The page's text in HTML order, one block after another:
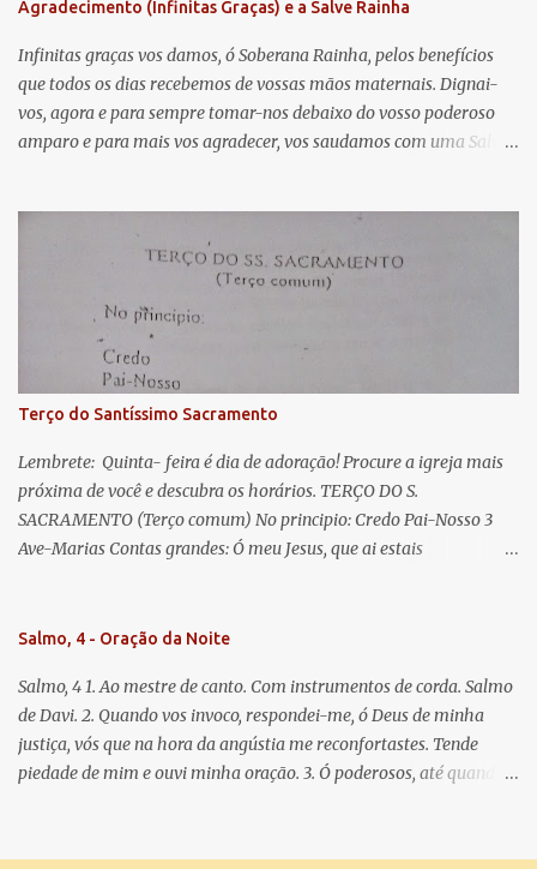
t
á
r
i
o
Agradecimento (Infinitas Graças) e a Salve Rainha
Infinitas graças vos damos, ó Soberana Rainha, pelos benefícios
que todos os dias recebemos de vossas mãos maternais. Dignai-
vos, agora e para sempre tomar-nos debaixo do vosso poderoso
amparo e para mais vos agradecer, vos saudamos com uma Salve
lágrimas. Eia, pois, Advogada nossa, estes vossos olhos
misericordiosos a nós volvei, e depois deste desterro, mostrai-nos
Jesus. Bendito é o fruto do vosso ventre, ó clemente, ó piedosa, ó
doce e sempre Virgem Maria. Rogai por nós Santa Mãe de Deus.
Para que sejamos dignos das promessas de Cristo. Amém.
Terço do Santíssimo Sacramento
Lembrete: Quinta- feira é dia de adoração! Procure a igreja mais
próxima de você e descubra os horários. TERÇO DO S.
SACRAMENTO (Terço comum) No principio: Credo Pai-Nosso 3
Ave-Marias Contas grandes: Ó meu Jesus, que ai estais
Vós morra eu! Nas contas pequenas: Sacramento de Amor!
que nos salva, dá-nos Vossa força, Vosso perdão e a Vossa
misericórdia. (no fim) Rezar 3 vezes: Louvores e graças se deem a
cada momento ao Santíssimo e Diviníssimo Sacramento.
Salmo, 4 - Oração da Noite
Salmo, 4 1. Ao mestre de canto. Com instrumentos de corda. Salmo
de Davi. 2. Quando vos invoco, respondei-me, ó Deus de minha
justiça, vós que na hora da angústia me reconfortastes. Tende
piedade de mim e ouvi minha oração. 3. Ó poderosos, até quando
o Senhor me ouviu quando o invoquei. 5. Tremei, mas sem pecar;